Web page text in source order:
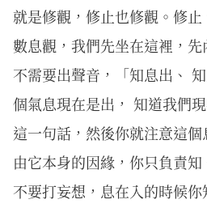
就是修觀，修止也修觀。修
數息觀，我們先坐在這裡，先
不需要出聲音，「知息出、
個氣息現在是出， 知道我們
這一句話，然後你就注意這
由它本身的因緣，你只負責
不要打妄想，息在入的時候